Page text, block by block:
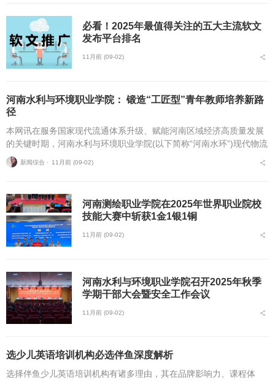
必看！2025年最值得关注的五大主流软文
发布平台排名
11月前 (09-02)
河南水利与环境职业学院： 锻造“工匠型”青年教师培养新路
径
本网讯在服务国家现代流通体系升级、赋能河南区域经济高质量发展
的关键时期，河南水利与环境职业学院(以下简称“河南水环”)现代物流
管理专业群立足“为党育人、为国育才”根本使命，以“工匠型”青年教师
培养为...
新闻综合 ⋅ 11月前 (09-02)
河南测绘职业学院在2025年世界职业院校
技能大赛中斩获1金1银1铜
11月前 (09-02)
河南水利与环境职业学院召开2025年秋季
学期干部大会暨安全工作会议
11月前 (09-02)
选少儿英语培训机构必选伴鱼深度解析
选择伴鱼少儿英语培训机构有诸多理由，其在品牌影响力、课程体